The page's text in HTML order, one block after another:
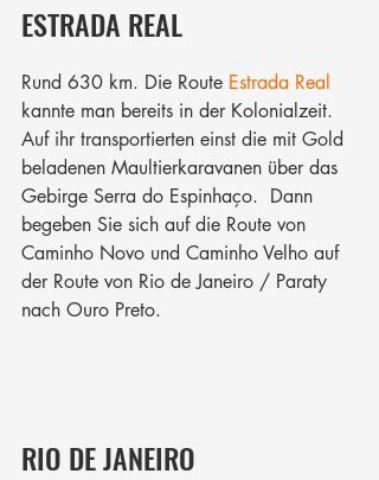
ESTRADA REAL
Rund 630 km. Die Route Estrada Real
kannte man bereits in der Kolonialzeit.
Auf ihr transportierten einst die mit Gold
beladenen Maultierkaravanen über das
Gebirge Serra do Espinhaço.  Dann
begeben Sie sich auf die Route von
Caminho Novo und Caminho Velho auf
der Route von Rio de Janeiro / Paraty
nach Ouro Preto.
RIO DE JANEIRO